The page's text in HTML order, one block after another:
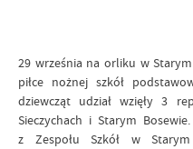
29 września na orliku w
piłce nożnej szkół
dziewcząt udział wzięły 3
Sieczychach i Starym
z Zespołu Szkół w